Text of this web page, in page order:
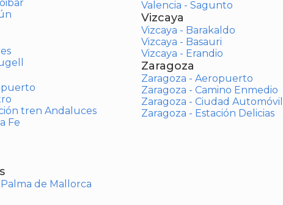
tren Andaluces
Fe
Palma de Mallorca
Valencia - Sagunto
Vizcaya
Vizcaya - Barakaldo
Vizcaya - Basauri
Vizcaya - Erandio
Zaragoza
Zaragoza - Aeropuerto
Zaragoza - Camino Enmedio
Zaragoza - Ciudad Automóvil
Zaragoza - Estación Delicias